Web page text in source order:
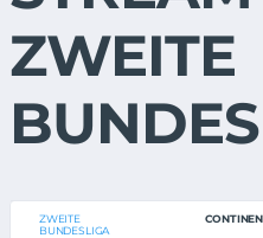
ZWEITE
ZWEITE
BUNDESLIGA